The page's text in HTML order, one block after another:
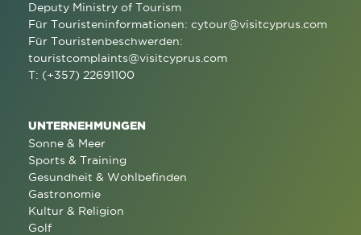
Deputy Ministry of Tourism
Für Touristeninformationen: cytour@visitcyprus.com
Für Touristenbeschwerden:
touristcomplaints@visitcyprus.com
T: (+357) 22691100
UNTERNEHMUNGEN
Sonne & Meer
Sports & Training
Gesundheit & Wohlbefinden
Gastronomie
Kultur & Religion
Golf